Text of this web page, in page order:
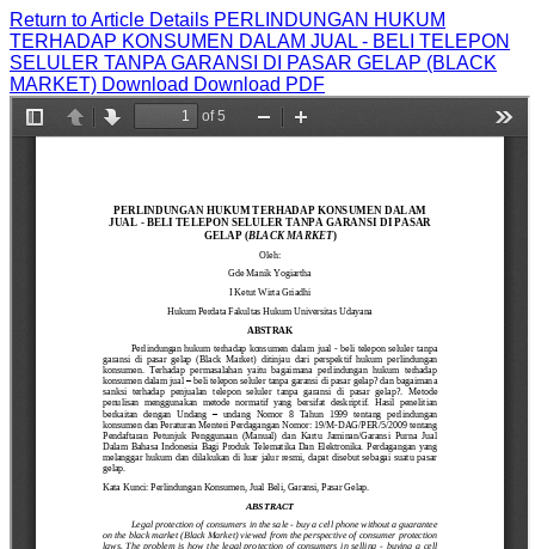
Return to Article Details PERLINDUNGAN HUKUM
TERHADAP KONSUMEN DALAM JUAL - BELI TELEPON
SELULER TANPA GARANSI DI PASAR GELAP (BLACK
MARKET) Download Download PDF